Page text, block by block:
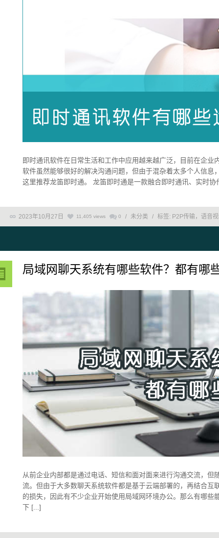
即时通讯软件在日常生活和工作中应用越来越广泛，目前在企
软件虽然能够很好的解决沟通问题，但由于混杂着太多个人信
这里推荐龙笛即时通。 龙笛即时通是一款融合即时通讯、实时
2023年10月27日 11,405 views 0 / 未分类 / 标签: P2P传输，语音
局域网聊天系统有哪些软件？都有哪
从前企业内部都是通过电话、短信和面对面来进行沟通交流，
流。但由于大多数聊天系统软件都是基于云端部署的，再结合
的损失，因此有不少企业开始使用局域网环境办公。那么有哪
下 [...]